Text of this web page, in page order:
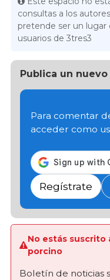
consultas a los
pretende ser un lugar
usuarios de 3tres3
Publica un
Para comentar
acceder como
Regístrate
No estás suscrito
porcino
Boletín de noticias